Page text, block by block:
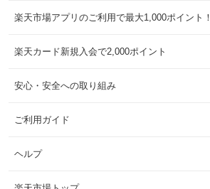
楽天市場アプリのご利用で最大1,000ポイント！
楽天カード新規入会で2,000ポイント
安心・安全への取り組み
ご利用ガイド
ヘルプ